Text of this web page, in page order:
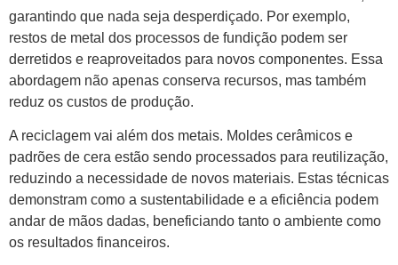
garantindo que nada seja desperdiçado. Por exemplo,
restos de metal dos processos de fundição podem ser
derretidos e reaproveitados para novos componentes. Essa
abordagem não apenas conserva recursos, mas também
reduz os custos de produção.
A reciclagem vai além dos metais. Moldes cerâmicos e
padrões de cera estão sendo processados ​​para reutilização,
reduzindo a necessidade de novos materiais. Estas técnicas
demonstram como a sustentabilidade e a eficiência podem
andar de mãos dadas, beneficiando tanto o ambiente como
os resultados financeiros.